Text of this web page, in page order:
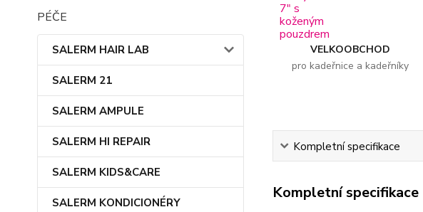
PÉČE
SALERM HAIR LAB
SALERM 21
SALERM AMPULE
SALERM HI REPAIR
SALERM KIDS&CARE
SALERM KONDICIONÉRY
VELKOOBCHOD
pro kadeřnice a kadeřníky
Kompletní specifikace
Kompletní specifikace